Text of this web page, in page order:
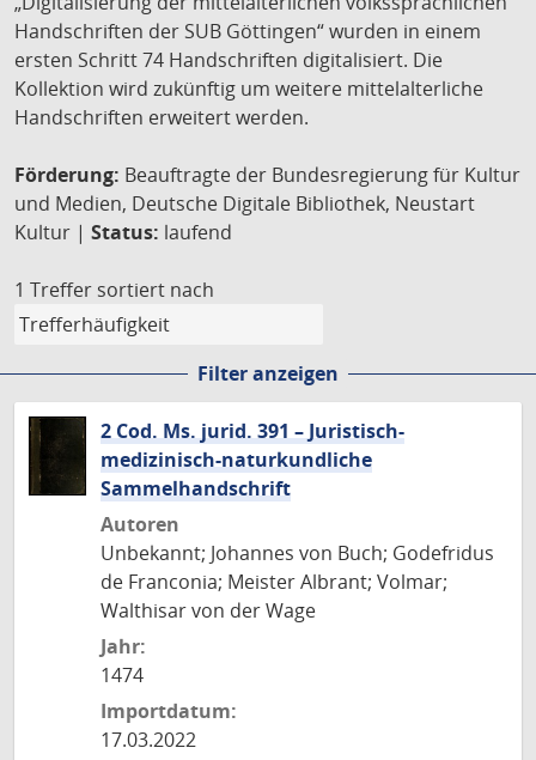
Handschriften der SUB Göttingen“ wurden in einem
ersten Schritt 74 Handschriften digitalisiert. Die
Kollektion wird zukünftig um weitere mittelalterliche
Handschriften erweitert werden.
Förderung: Beauftragte der Bundesregierung für Kultur
und Medien, Deutsche Digitale Bibliothek, Neustart
Kultur | Status: laufend
1 Treffer sortiert nach
Filter anzeigen
2 Cod. Ms. jurid. 391 – Juristisch-
medizinisch-naturkundliche
Sammelhandschrift
Autoren
Unbekannt; Johannes von Buch; Godefridus
de Franconia; Meister Albrant; Volmar;
Walthisar von der Wage
Jahr:
1474
Importdatum:
17.03.2022